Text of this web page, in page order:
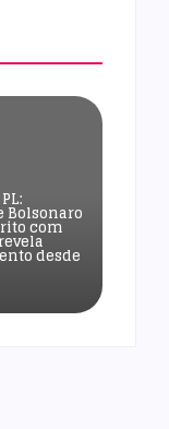
Bolsonaro
com
desde